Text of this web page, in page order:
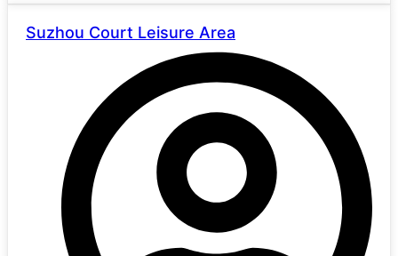
Suzhou Court Leisure Area